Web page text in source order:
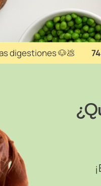
digestiones 🐶💩